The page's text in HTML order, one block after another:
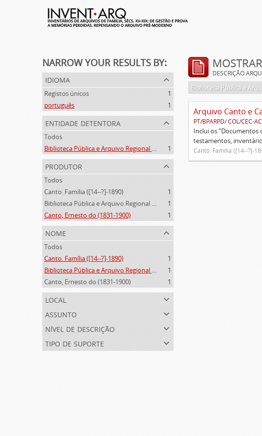
NARROW YOUR RESULTS BY:
idioma
Registos únicos
1
português
1
entidade detentora
Todos
Biblioteca Pública e Arquivo Regional de Ponta Delgada
1
produtor
Todos
Canto. Família ([14--?]-1890)
1
Biblioteca Pública e Arquivo Regional de Ponta Delgada (1841- )
1
Canto, Ernesto do (1831-1900)
1
nome
Todos
Canto. Família ([14--?]-1890)
1
Biblioteca Pública e Arquivo Regional de Ponta Delgada (1841- )
1
Canto, Ernesto do (1831-1900)
1
local
assunto
nível de descrição
tipo de suporte
DESCRIÇÃO
Arquivo Canto e
PT/BPARPD/ COL/CEC-
Inclui os “Documentos
testamentos,
Canto. Família ([14--?]-